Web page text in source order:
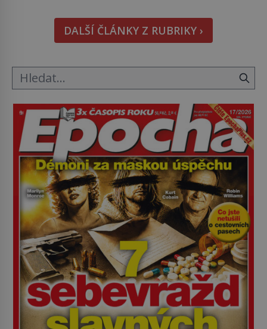
znetvořené válkou, tresty nebo nehodami. Jejich
metody jsou překvapivě promyšlené a některé
principy používají chirurgové dodnes. Úplně první
DALŠÍ ČLÁNKY Z RUBRIKY ›